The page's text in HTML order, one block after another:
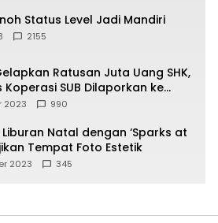
Status Level Jadi Mandiri
2155
Ratusan Juta Uang SHK,
Koperasi SUB Dilaporkan ke
2023 990
Natal dengan ‘Sparks at
Tempat Foto Estetik
2023 345